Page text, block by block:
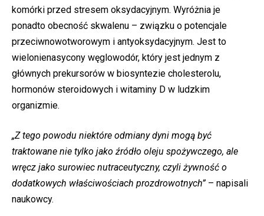
komórki przed stresem oksydacyjnym. Wyróżnia je
ponadto obecność skwalenu – związku o potencjale
przeciwnowotworowym i antyoksydacyjnym. Jest to
wielonienasycony węglowodór, który jest jednym z
głównych prekursorów w biosyntezie cholesterolu,
hormonów steroidowych i witaminy D w ludzkim
organizmie.
„Z tego powodu niektóre odmiany dyni mogą być
traktowane nie tylko jako źródło oleju spożywczego, ale
wręcz jako surowiec nutraceutyczny, czyli żywność o
dodatkowych właściwościach prozdrowotnych”– napisali
naukowcy.